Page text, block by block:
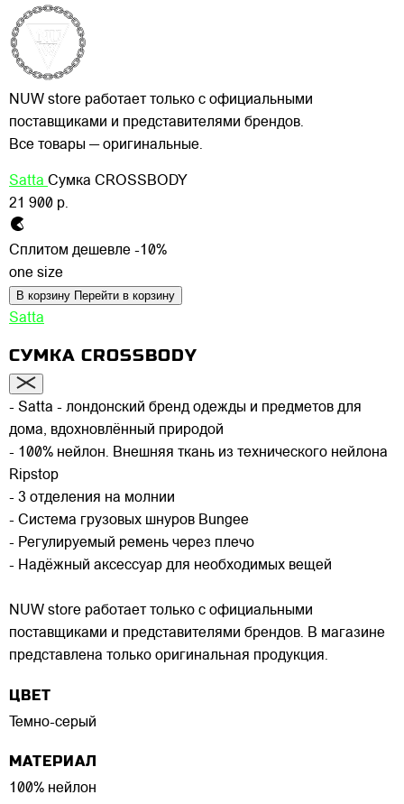
NUW store работает только с официальными
поставщиками и представителями брендов.
Все товары — оригинальные.
Satta Сумка CROSSBODY
21 900 р.
Сплитом дешевле -10%
one size
В корзину Перейти в корзину
Satta
СУМКА CROSSBODY
- Satta - лондонский бренд одежды и предметов для
дома, вдохновлённый природой
- 100% нейлон. Внешняя ткань из технического нейлона
Ripstop
- 3 отделения на молнии
- Система грузовых шнуров Bungee
- Регулируемый ремень через плечо
- Надёжный аксессуар для необходимых вещей
NUW store работает только с официальными
поставщиками и представителями брендов. В магазине
представлена только оригинальная продукция.
ЦВЕТ
Темно-серый
МАТЕРИАЛ
100% нейлон